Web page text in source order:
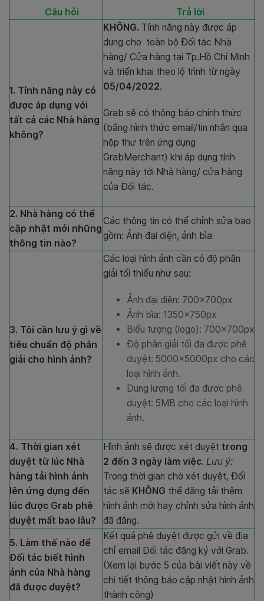
Câu hỏi Trả lời
1. Tính năng này có
được áp dụng với
tất cả các Nhà hàng
không?
KHÔNG. Tính năng này được áp
dụng cho toàn bộ Đối tác Nhà
hàng/ Cửa hàng tại Tp.Hồ Chí Minh
và triển khai theo lộ trình từ ngày
05/04/2022.
Grab sẽ có thông báo chính thức
(bằng hình thức email/tin nhắn qua
hộp thư trên ứng dụng
GrabMerchant) khi áp dụng tính
năng này tới Nhà hàng/ cửa hàng
của Đối tác.
2. Nhà hàng có thể
cập nhật mới những
thông tin nào?
Các thông tin có thể chỉnh sửa bao
gồm: Ảnh đại diện, ảnh bìa
3. Tôi cần lưu ý gì về
tiêu chuẩn độ phân
giải cho hình ảnh?
Các loại hình ảnh cần có độ phân
giải tối thiểu như sau:
Ảnh đại diện: 700x700px
Ảnh bìa: 1350x750px
Biểu tượng (logo): 700x700px
Độ phân giải tối đa được phê
duyệt: 5000x5000px cho các
loại hình ảnh.
Dung lượng tối đa được phê
duyệt: 5MB cho các loại hình
ảnh.
4. Thời gian xét
duyệt từ lúc Nhà
hàng tải hình ảnh
lên ứng dụng đến
lúc được Grab phê
duyệt mất bao lâu?
Hình ảnh sẽ được xét duyệt trong
2 đến 3 ngày làm việc. Lưu ý:
Trong thời gian chờ xét duyệt, Đối
tác sẽ KHÔNG thể đăng tải thêm
hình ảnh mới hay chỉnh sửa hình ảnh
đã đăng.
5. Làm thế nào để
Đối tác biết hình
ảnh của Nhà hàng
đã được duyệt?
Kết quả phê duyệt được gửi về địa
chỉ email Đối tác đăng ký với Grab.
(Xem lại bước 5 của bài viết này về
chi tiết thông báo cập nhật hình ảnh
thành công)